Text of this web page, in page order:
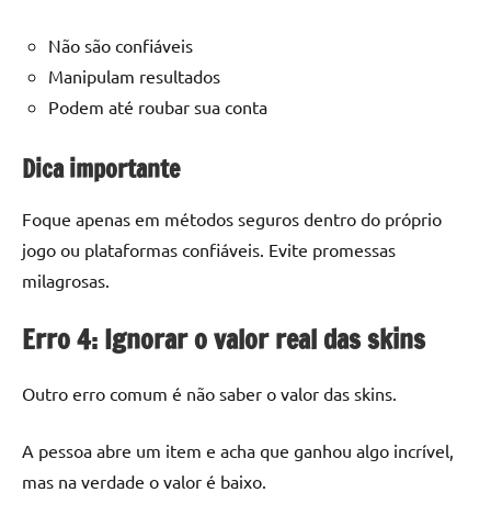
Não são confiáveis
Manipulam resultados
Podem até roubar sua conta
Dica importante
Foque apenas em métodos seguros dentro do próprio
jogo ou plataformas confiáveis. Evite promessas
milagrosas.
Erro 4: Ignorar o valor real das skins
Outro erro comum é não saber o valor das skins.
A pessoa abre um item e acha que ganhou algo incrível,
mas na verdade o valor é baixo.